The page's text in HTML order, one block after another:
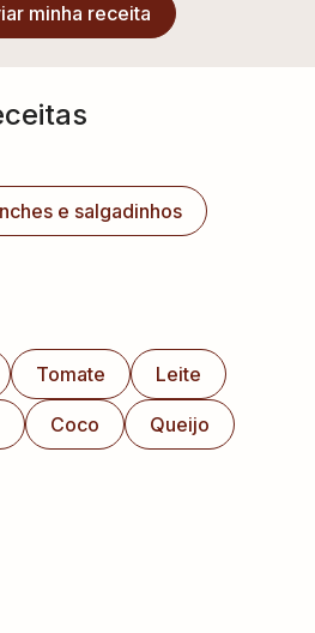
minha receita
e salgadinhos
Tomate Leite
Coco Queijo